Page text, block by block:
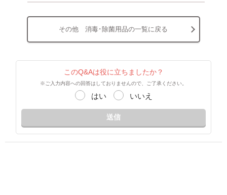
その他 消毒･除菌用品の一覧に戻る
このQ&Aは役に立ちましたか？
※ご入力内容への回答はしておりませんので、ご了承ください。
はい いいえ
送信